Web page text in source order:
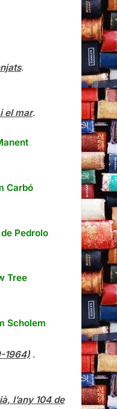
.
el mar.
Carbó
Pedrolo
Tree
Scholem
1964) .
l’any 104 de